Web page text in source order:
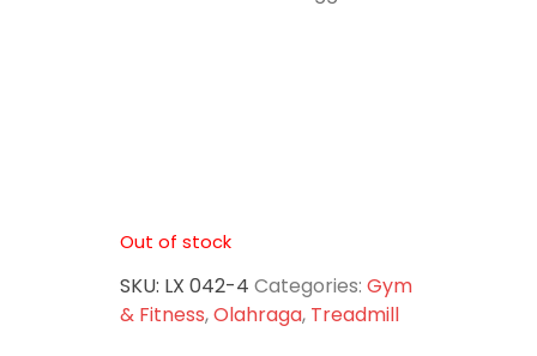
Out of stock
SKU: LX 042-4 Categories: Gym
& Fitness,Olahraga, Treadmill